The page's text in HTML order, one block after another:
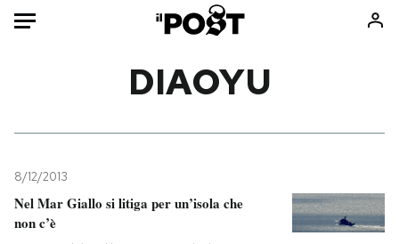
Mondo
Politica
Consumismi
DIAOYU
8/12/2013
Nel Mar Giallo si litiga per un’isola che
non c’è